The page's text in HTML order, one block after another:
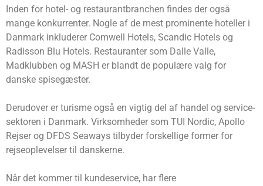
Inden for hotel- og restaurantbranchen findes der også
mange konkurrenter. Nogle af de mest prominente hoteller i
Danmark inkluderer Comwell Hotels, Scandic Hotels og
Radisson Blu Hotels. Restauranter som Dalle Valle,
Madklubben og MASH er blandt de populære valg for
danske spisegæster.
Derudover er turisme også en vigtig del af handel og service-
sektoren i Danmark. Virksomheder som TUI Nordic, Apollo
Rejser og DFDS Seaways tilbyder forskellige former for
rejseoplevelser til danskerne.
Når det kommer til kundeservice, har flere